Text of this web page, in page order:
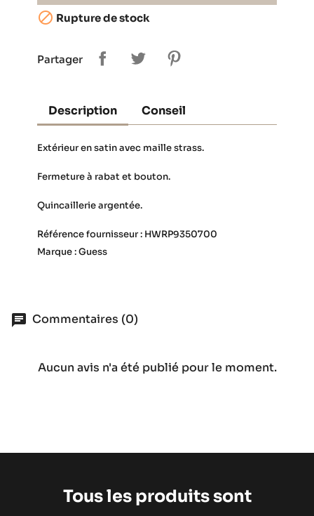
 Rupture de stock
Partager
Description Conseil
Extérieur en satin avec maille strass.
Fermeture à rabat et bouton.
Quincaillerie argentée.
Référence fournisseur : HWRP9350700
Marque : Guess
Commentaires (0)
Aucun avis n'a été publié pour le moment.
Tous les produits sont